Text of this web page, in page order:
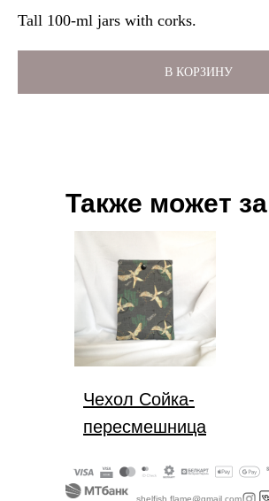
Tall 100-ml jars with corks.
В КОРЗИНУ
Также может
Чехол Сойка-
пересмешница